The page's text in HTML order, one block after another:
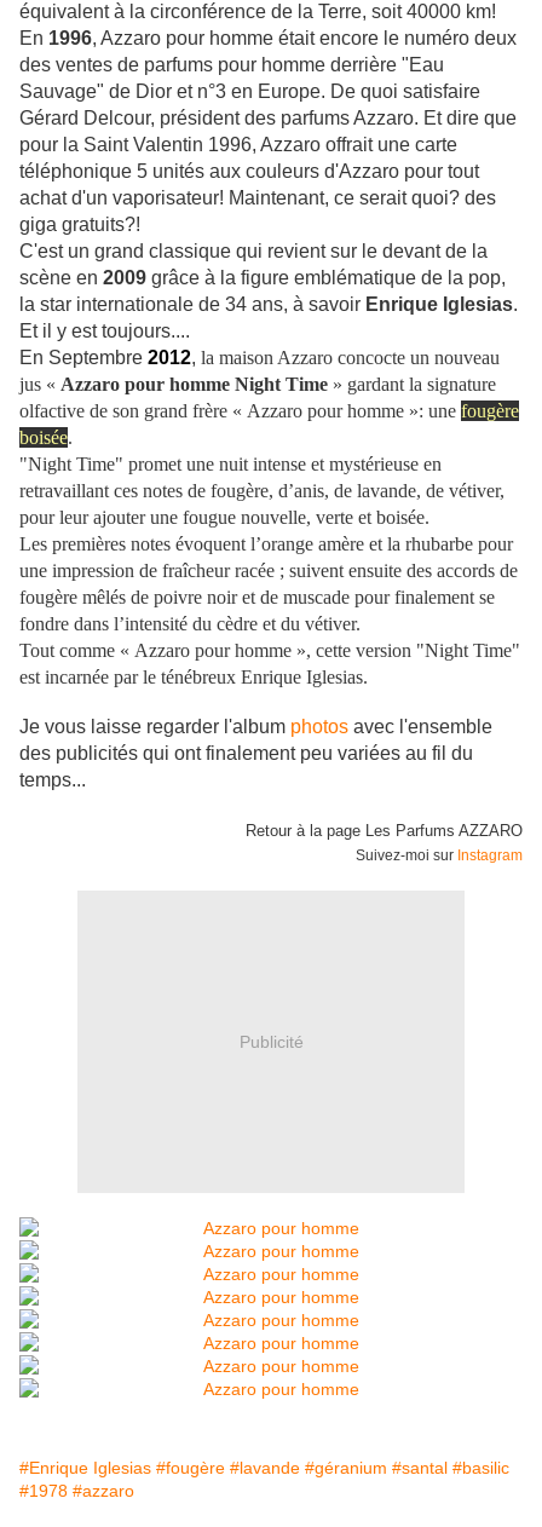
équivalent à la circonférence de la Terre, soit 40000 km!
En 1996, Azzaro pour homme était encore le numéro deux
des ventes de parfums pour homme derrière "Eau
Sauvage" de Dior et n°3 en Europe. De quoi satisfaire
Gérard Delcour, président des parfums Azzaro. Et dire que
pour la Saint Valentin 1996, Azzaro offrait une carte
téléphonique 5 unités aux couleurs d'Azzaro pour tout
achat d'un vaporisateur! Maintenant, ce serait quoi? des
giga gratuits?!
C'est un grand classique qui revient sur le devant de la
scène en 2009 grâce à la figure emblématique de la pop,
la star internationale de 34 ans, à savoir Enrique Iglesias.
Et il y est toujours....
En Septembre 2012, la maison Azzaro concocte un nouveau
jus « Azzaro pour homme Night Time » gardant la signature
olfactive de son grand frère « Azzaro pour homme »: une fougère
boisée.
"Night Time" promet une nuit intense et mystérieuse en
retravaillant ces notes de fougère, d’anis, de lavande, de vétiver,
pour leur ajouter une fougue nouvelle, verte et boisée.
Les premières notes évoquent l’orange amère et la rhubarbe pour
une impression de fraîcheur racée ; suivent ensuite des accords de
fougère mêlés de poivre noir et de muscade pour finalement se
fondre dans l’intensité du cèdre et du vétiver.
Tout comme « Azzaro pour homme », cette version "Night Time"
est incarnée par le ténébreux Enrique Iglesias.
Je vous laisse regarder l'album photos avec l'ensemble
des publicités qui ont finalement peu variées au fil du
temps...
Retour à la page Les Parfums AZZARO
Suivez-moi sur Instagram
Publicité
#Enrique Iglesias #fougère #lavande #géranium #santal #basilic
#1978 #azzaro